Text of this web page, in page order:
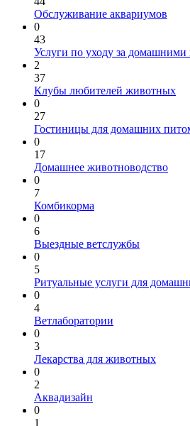
Обслуживание аквариумов
0
43
Услуги по уходу за
2
37
Клубы любителей животных
0
27
Гостиницы для домашних
0
17
Домашнее животноводство
0
7
Комбикорма
0
6
Выездные ветслужбы
0
5
Ритуальные услуги для
0
4
Ветлаборатории
0
3
Лекарства для животных
0
2
Аквадизайн
0
1